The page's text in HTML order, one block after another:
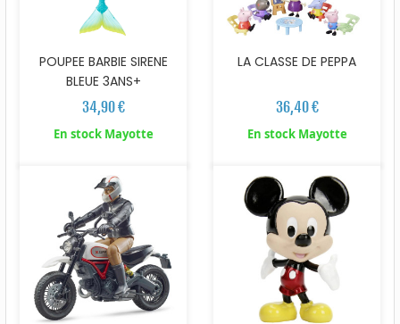
POUPEE BARBIE SIRENE
BLEUE 3ANS+
34,90 €
En stock Mayotte
LA CLASSE DE PEPPA
36,40 €
En stock Mayotte